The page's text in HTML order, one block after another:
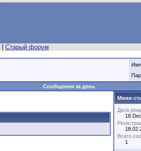
Старый форум
Сообщения за день
Мини-
Дата
18
Всего
1